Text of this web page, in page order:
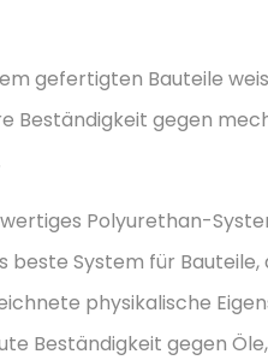
gefertigten Bauteile
Beständigkeit gegen
Polyurethan-
beste System für
physikalische
Beständigkeit gegen